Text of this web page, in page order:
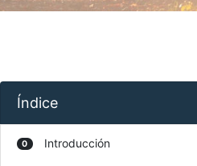
Índice
0 Introducción